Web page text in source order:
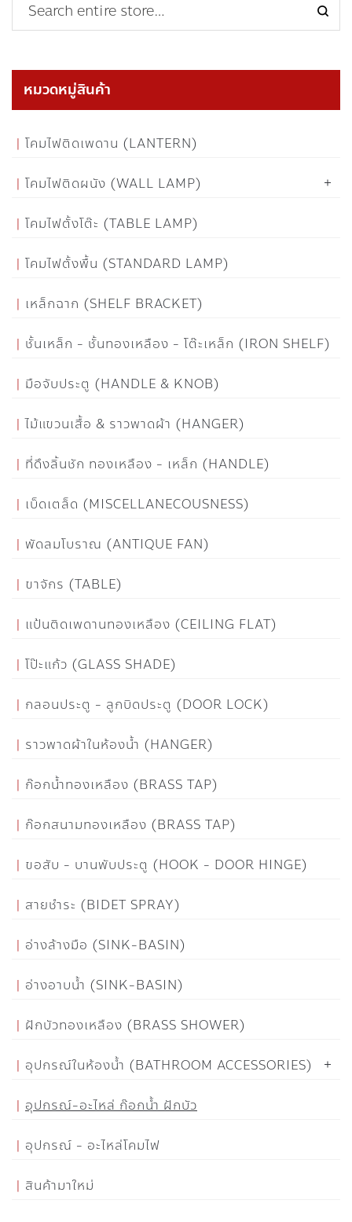
หมวดหมู่สินค้า
โคมไฟติดเพดาน (LANTERN)
โคมไฟติดผนัง (WALL LAMP)
โคมไฟตั้งโต๊ะ (TABLE LAMP)
โคมไฟตั้งพื้น (STANDARD LAMP)
เหล็กฉาก (SHELF BRACKET)
ชั้นเหล็ก - ชั้นทองเหลือง - โต๊ะเหล็ก (IRON SHELF)
มือจับประตู (HANDLE & KNOB)
ไม้แขวนเสื้อ & ราวพาดผ้า (HANGER)
ที่ดึงลิ้นชัก ทองเหลือง - เหล็ก (HANDLE)
เบ็ดเตล็ด (MISCELLANECOUSNESS)
พัดลมโบราณ (ANTIQUE FAN)
ขาจักร (TABLE)
แป้นติดเพดานทองเหลือง (CEILING FLAT)
โป๊ะแก้ว (GLASS SHADE)
กลอนประตู - ลูกบิดประตู (DOOR LOCK)
ราวพาดผ้าในห้องน้ำ (HANGER)
ก๊อกน้ำทองเหลือง (BRASS TAP)
ก๊อกสนามทองเหลือง (BRASS TAP)
ขอสับ - บานพับประตู (HOOK - DOOR HINGE)
สายชำระ (BIDET SPRAY)
อ่างล้างมือ (SINK-BASIN)
อ่างอาบน้ำ (SINK-BASIN)
ฝักบัวทองเหลือง (BRASS SHOWER)
อุปกรณ์ในห้องน้ำ (BATHROOM ACCESSORIES)
อุปกรณ์-อะไหล่ ก๊อกน้ำ ฝักบัว
อุปกรณ์ - อะไหล่โคมไฟ
สินค้ามาใหม่